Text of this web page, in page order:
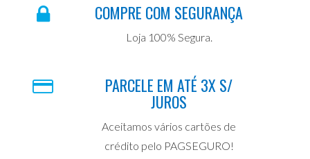
COMPRE COM SEGURANÇA
Loja 100% Segura.
PARCELE EM ATÉ 3X S/
JUROS
Aceitamos vários cartões de
crédito pelo PAGSEGURO!